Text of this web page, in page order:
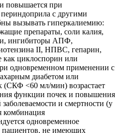
повышается при
с другими
вызывать гиперкалиемию:
препараты, соли калия,
ингибиторы АПФ,
II, НПВС, гепарин,
как циклоспорин или
одновременном применении с
диабетом или
<60 мл/мин) возрастает
функции почек и повышения
и смертности (у
комбинация
одновременное
пациентов, не имеющих